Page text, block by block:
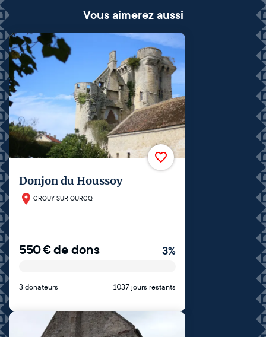
Vous aimerez aussi
Donjon du Houssoy
CROUY SUR OURCQ
550€de dons 3%
3 donateurs 1037 jours restants